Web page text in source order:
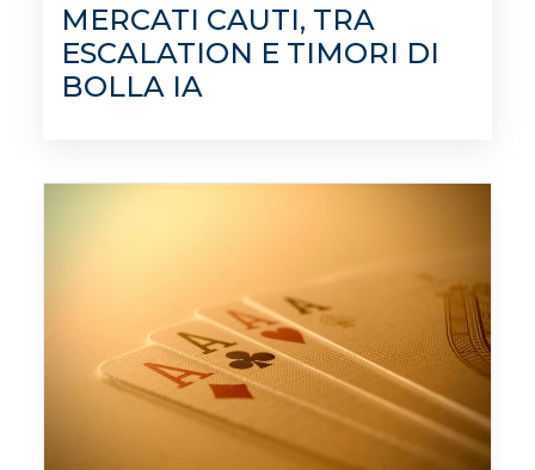
MERCATI CAUTI, TRA
ESCALATION E TIMORI DI
BOLLA IA